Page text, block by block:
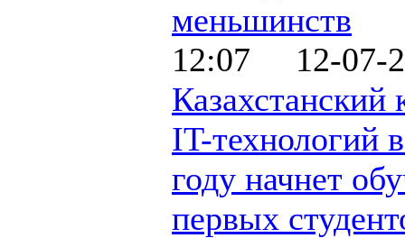
меньшинств
12:07 12-07-
Казахстанский
IT-технологий
году начнет
первых